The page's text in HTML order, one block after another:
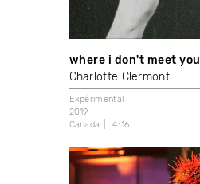
where i don't meet you
Charlotte Clermont
Expérimental
2019
Canada
4:16